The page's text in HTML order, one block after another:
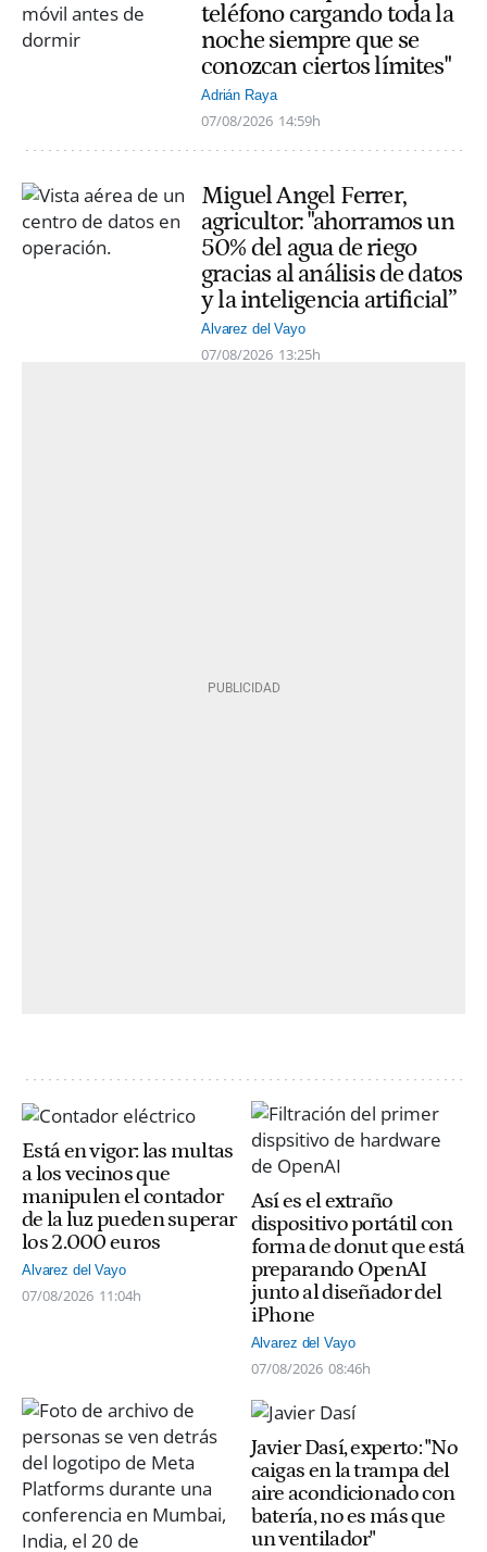
teléfono cargando toda la
noche siempre que se
conozcan ciertos límites"
Adrián Raya
07/08/2026 14:59h
Miguel Angel Ferrer,
agricultor: "ahorramos un
50% del agua de riego
gracias al análisis de datos
y la inteligencia artificial”
Alvarez del Vayo
07/08/2026 13:25h
Está en vigor: las multas
a los vecinos que
manipulen el contador
de la luz pueden superar
los 2.000 euros
Alvarez del Vayo
07/08/2026 11:04h
Así es el extraño
dispositivo portátil con
forma de donut que está
preparando OpenAI
junto al diseñador del
iPhone
Alvarez del Vayo
07/08/2026 08:46h
Javier Dasí, experto: "No
caigas en la trampa del
aire acondicionado con
batería, no es más que
un ventilador"